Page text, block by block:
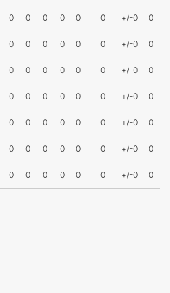
0 0 0 0 0 0 +/-0 0
0 0 0 0 0 0 +/-0 0
0 0 0 0 0 0 +/-0 0
0 0 0 0 0 0 +/-0 0
0 0 0 0 0 0 +/-0 0
0 0 0 0 0 0 +/-0 0
0 0 0 0 0 0 +/-0 0